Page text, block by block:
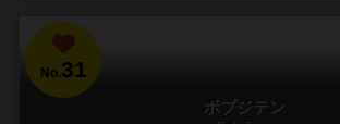
No.31
ボブジテン